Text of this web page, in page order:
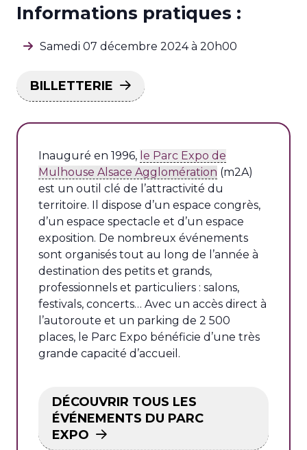
Informations pratiques :
Samedi 07 décembre 2024 à 20h00
BILLETTERIE
Inauguré en 1996, le Parc Expo de
Mulhouse Alsace Agglomération (m2A)
est un outil clé de l’attractivité du
territoire. Il dispose d’un espace congrès,
d’un espace spectacle et d’un espace
exposition. De nombreux événements
sont organisés tout au long de l’année à
destination des petits et grands,
professionnels et particuliers : salons,
festivals, concerts… Avec un accès direct à
l’autoroute et un parking de 2 500
places, le Parc Expo bénéficie d’une très
grande capacité d’accueil.
DÉCOUVRIR TOUS LES
ÉVÉNEMENTS DU PARC
EXPO